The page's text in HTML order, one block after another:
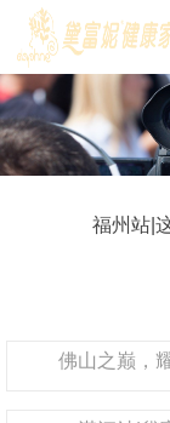
loading
福州站|
佛山之巅，